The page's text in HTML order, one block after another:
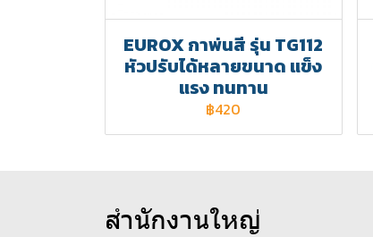
EUROX กาพ่นสี รุ่น TG112
หัวปรับได้หลายขนาด แข็ง
แรง ทนทาน
฿420
สำนักงานใหญ่